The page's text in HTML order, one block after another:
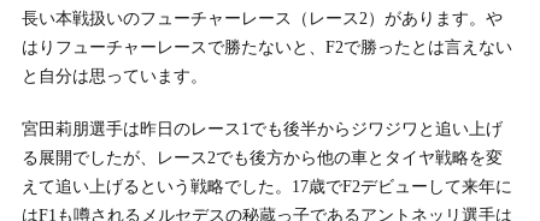
長い本戦扱いのフューチャーレース（レース2）があります。や
はりフューチャーレースで勝たないと、F2で勝ったとは言えない
と自分は思っています。
宮田莉朋選手は昨日のレース1でも後半からジワジワと追い上げ
る展開でしたが、レース2でも後方から他の車とタイヤ戦略を変
えて追い上げるという戦略でした。17歳でF2デビューして来年に
はF1も噂されるメルセデスの秘蔵っ子であるアントネッリ選手は